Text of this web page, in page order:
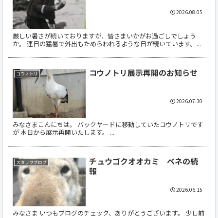
厳しい暑さが続いておりますが、皆さまいかがお過ごしでしょう
か。 連日の猛暑で外出もためらわれるような日が続いています。...
2026.08.05
コウノトリ コウノトリ展示再開のお知らせ
みなさまこんにちは。 バックヤードに移動していたコウノトリです
が 本日から展示再開いたします。 ...
2026.07.30
スタッフブログ
チュウゴクオオカミ ベネの続
報
みなさま いつもブログのチェック、ありがとうございます。 少し前
2026.06.15